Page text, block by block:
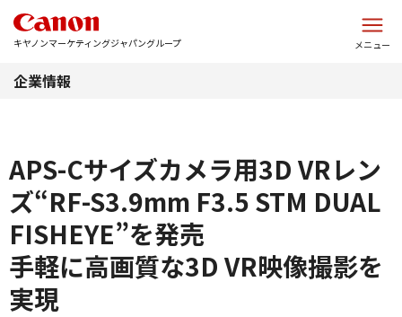
キヤノンマーケティングジャパングループ メニュー
企業情報
APS-Cサイズカメラ用3D VRレン
ズ“RF-S3.9mm F3.5 STM DUAL
FISHEYE”を発売
手軽に高画質な3D VR映像撮影を
実現